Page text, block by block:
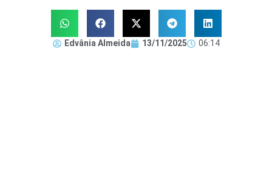
Edvânia Almeida 13/11/2025 06:14